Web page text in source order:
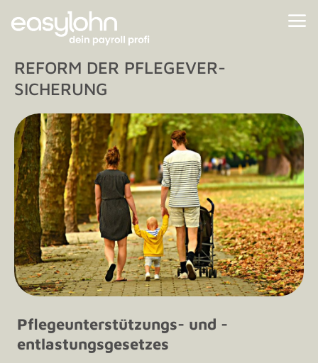
REFORM DER PFLEGEVER­
SICHERUNG
Pflegeunterstützungs- und -
entlastungsgesetzes